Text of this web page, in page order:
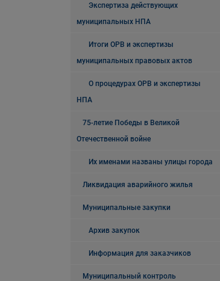
Экспертиза действующих
муниципальных НПА
Итоги ОРВ и экспертизы
муниципальных правовых актов
О процедурах ОРВ и экспертизы
НПА
75-летие Победы в Великой
Отечественной войне
Их именами названы улицы города
Ликвидация аварийного жилья
Муниципальные закупки
Архив закупок
Информация для заказчиков
Муниципальный контроль